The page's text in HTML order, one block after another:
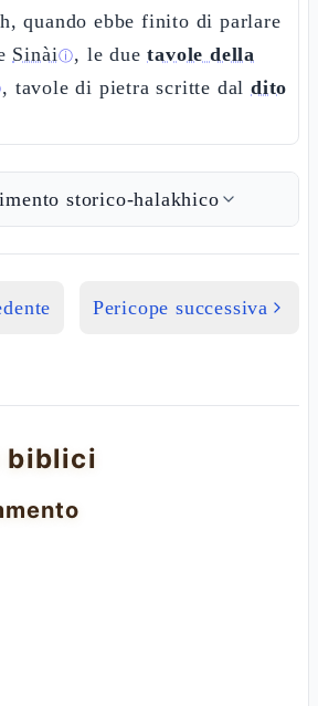
quando ebbe finito di parlare
Sinàiⓘ, le duetavole della
, tavole di pietra scritte daldito
storico-halakhico
Pericope successiva
biblici